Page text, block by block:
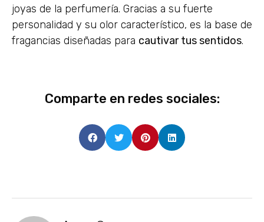
joyas de la perfumería. Gracias a su fuerte
personalidad y su olor característico, es la base de
fragancias diseñadas para cautivar tus sentidos.
Comparte en redes sociales: